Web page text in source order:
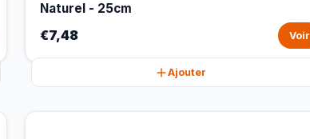
Naturel - 25cm
€7,48 Voir
Ajouter